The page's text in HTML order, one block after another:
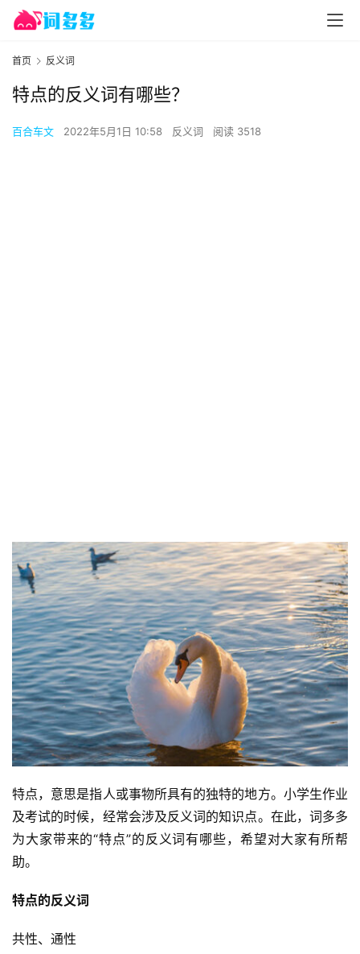
首页 反义词
特点的反义词有哪些？
百合车文 2022年5月1日 10:58 反义词 阅读 3518
特点，意思是指人或事物所具有的独特的地方。小学生作业
及考试的时候，经常会涉及反义词的知识点。在此，词多多
为大家带来的“特点”的反义词有哪些，希望对大家有所帮
助。
特点的反义词
共性、通性